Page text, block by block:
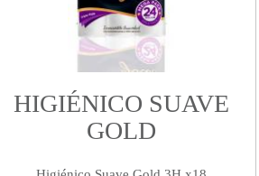
HIGIÉNICO SUAVE
GOLD